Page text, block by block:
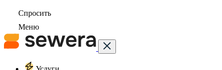
Спросить
Меню